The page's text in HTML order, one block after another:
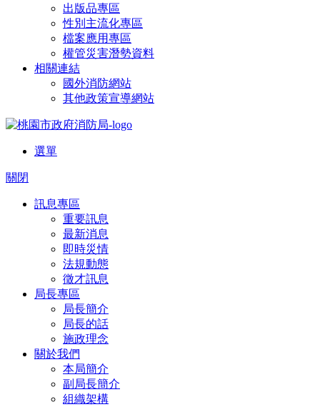
出版品專區
性別主流化專區
檔案應用專區
權管災害潛勢資料
相關連結
國外消防網站
其他政策宣導網站
選單
關閉
訊息專區
重要訊息
最新消息
即時災情
法規動態
徵才訊息
局長專區
局長簡介
局長的話
施政理念
關於我們
本局簡介
副局長簡介
組織架構